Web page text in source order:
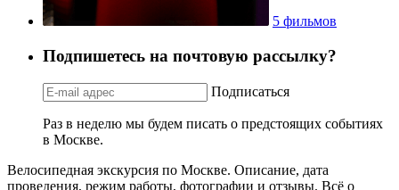
5 фильмов
Подпишетесь на почтовую рассылку?
Подписаться
Раз в неделю мы будем писать о предстоящих событиях
в Москве.
Велосипедная экскурсия по Москве. Описание, дата
проведения, режим работы, фотографии и отзывы. Всё о